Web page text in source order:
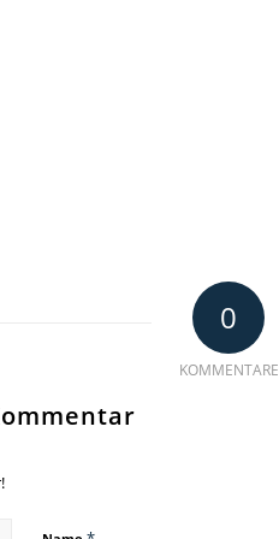
0
KOMMENTARE